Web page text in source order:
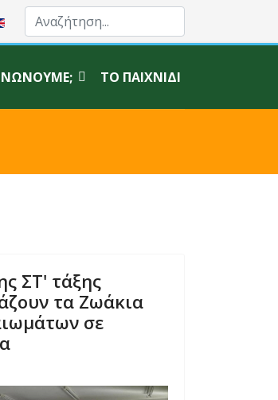
τη γλώσσα σας
ΤΟ ΠΑΙΧΝΊΔΙ
ΣΤ' τάξης
τα Ζωάκια
σε